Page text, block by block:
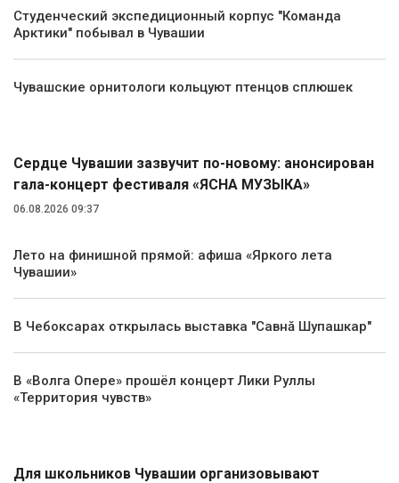
Студенческий экспедиционный корпус "Команда
Арктики" побывал в Чувашии
Чувашские орнитологи кольцуют птенцов сплюшек
Сердце Чувашии зазвучит по-новому: анонсирован
гала-концерт фестиваля «ЯСНА МУЗЫКА»
06.08.2026 09:37
Лето на финишной прямой: афиша «Яркого лета
Чувашии»
В Чебоксарах открылась выставка "Савнă Шупашкар"
В «Волга Опере» прошёл концерт Лики Руллы
«Территория чувств»
Для школьников Чувашии организовывают